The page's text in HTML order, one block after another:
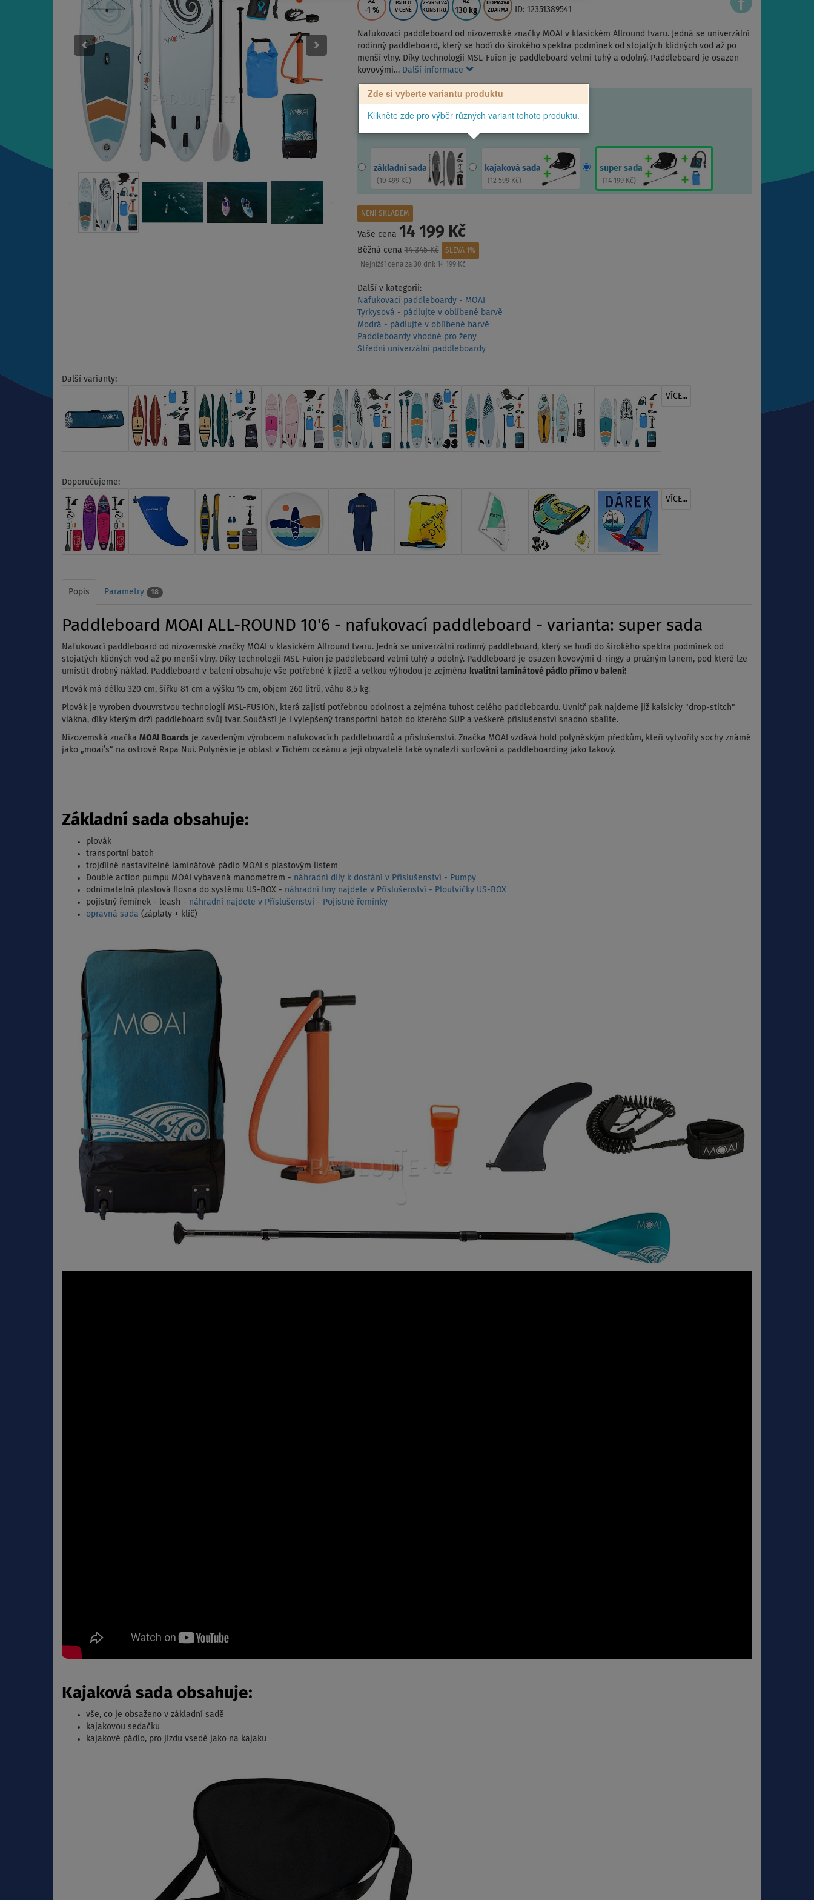
AŽ
-1 %
PÁDLO
V CENĚ
2-VRSTVÁ
KONSTRU.
AŽ
130 kg
DOPRAVA
ZDARMA
ID: 12351389541
Nafukovací paddleboard od nizozemské značky MOAI v klasickém Allround tvaru. Jedná se univerzální
rodinný paddleboard, který se hodí do širokého spektra podmínek od stojatých klidných vod až po
menší vlny. Díky technologii MSL-Fuion je paddleboard velmi tuhý a odolný. Paddleboard je osazen
kovovými… Další informace
Zde si vyberte variantu produktu
Klikněte zde pro výběr různých variant tohoto produktu.
základní sada
( 10 499 Kč)
kajaková sada
( 12 599 Kč)
super sada
( 14 199 Kč)
NENÍ SKLADEM
Vaše cena 14 199 Kč
Běžná cena14 345 Kč
SLEVA 1%
Nejnižší cena za 30 dní:
14 199 Kč
Další v kategorii:
Nafukovací paddleboardy - MOAI
Tyrkysová - pádlujte v oblíbené barvě
Modrá - pádlujte v oblíbené barvě
Paddleboardy vhodné pro ženy
Střední univerzální paddleboardy
Další varianty:
VÍCE...
Doporučujeme:
VÍCE...
Popis Parametry 18
Paddleboard MOAI ALL-ROUND 10'6 - nafukovací paddleboard - varianta: super sada
Nafukovací paddleboard od nizozemské značky MOAI v klasickém Allround tvaru. Jedná se univerzální rodinný paddleboard, který se hodí do širokého spektra podmínek od
stojatých klidných vod až po menší vlny. Díky technologii MSL-Fuion je paddleboard velmi tuhý a odolný. Paddleboard je osazen kovovými d-ringy a pružným lanem, pod které lze
umístit drobný náklad. Paddleboard v balení obsahuje vše potřebné k jízdě a velkou výhodou je zejména kvalitní laminátové pádlo přímo v balení!
Plovák má délku 320 cm, šířku 81 cm a výšku 15 cm, objem 260 litrů, váhu 8,5 kg.
Plovák je vyroben dvouvrstvou technologií MSL-FUSION, která zajistí potřebnou odolnost a zejména tuhost celého paddleboardu. Uvnitř pak najdeme již kalsicky "drop-stitch"
vlákna, díky kterým drží paddleboard svůj tvar. Součástí je i vylepšený transportní batoh do kterého SUP a veškeré příslušenství snadno sbalíte.
Nizozemská značka MOAI Boards je zavedeným výrobcem nafukovacích paddleboardů a příslušenství. Značka MOAI vzdává hold polynéským předkům, kteří vytvořily sochy známé
jako „moai’s“ na ostrově Rapa Nui. Polynésie je oblast v Tichém oceánu a její obyvatelé také vynalezli surfování a paddleboarding jako takový.
Základní sada obsahuje:
plovák
transportní batoh
trojdílné nastavitelné laminátové pádlo MOAI s plastovým listem
Double action pumpu MOAI vybavená manometrem - náhradní díly k dostání v Příslušenství - Pumpy
odnímatelná plastová flosna do systému US-BOX - náhradní finy najdete v Příslušenství - Ploutvičky US-BOX
pojistný řemínek - leash - náhradní najdete v Příslušenství - Pojistné řemínky
opravná sada (záplaty + klíč)
Kajaková sada obsahuje:
vše, co je obsaženo v základní sadě
kajakovou sedačku
kajakové pádlo, pro jízdu vsedě jako na kajaku